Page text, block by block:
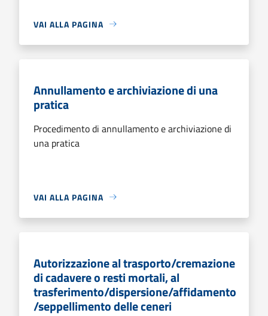
VAI ALLA PAGINA
Annullamento e archiviazione di una
pratica
Procedimento di annullamento e archiviazione di
una pratica
VAI ALLA PAGINA
Autorizzazione al trasporto/cremazione
di cadavere o resti mortali, al
trasferimento/dispersione/affidamento
/seppellimento delle ceneri